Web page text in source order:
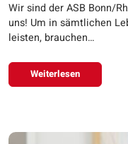
Wir sind der ASB Bonn/
uns! Um in sämtlichen
leisten, brauchen…
Weiterlesen